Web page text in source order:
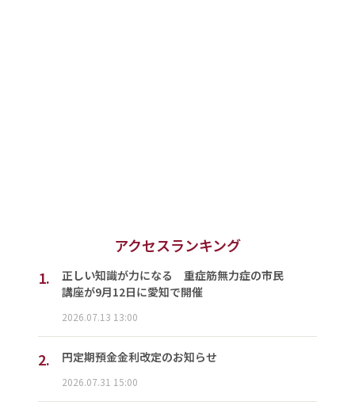
アクセスランキング
1.
正しい知識が力になる 重症筋無力症の市民
講座が9月12日に愛知で開催
2026.07.13 13:00
2. 円定期預金金利改定のお知らせ
2026.07.31 15:00